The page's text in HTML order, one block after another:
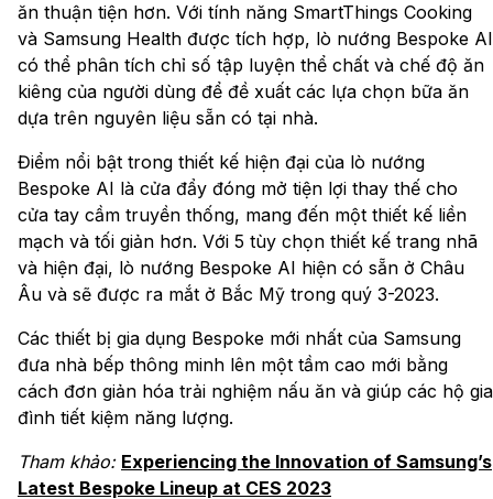
ăn thuận tiện hơn. Với tính năng SmartThings Cooking
và Samsung Health được tích hợp, lò nướng Bespoke AI
có thể phân tích chỉ số tập luyện thể chất và chế độ ăn
kiêng của người dùng để đề xuất các lựa chọn bữa ăn
dựa trên nguyên liệu sẵn có tại nhà.
Điểm nổi bật trong thiết kế hiện đại của lò nướng
Bespoke AI là cửa đẩy đóng mở tiện lợi thay thế cho
cửa tay cầm truyền thống, mang đến một thiết kế liền
mạch và tối giản hơn. Với 5 tùy chọn thiết kế trang nhã
và hiện đại, lò nướng Bespoke AI hiện có sẵn ở Châu
Âu và sẽ được ra mắt ở Bắc Mỹ trong quý 3-2023.
Các thiết bị gia dụng Bespoke mới nhất của Samsung
đưa nhà bếp thông minh lên một tầm cao mới bằng
cách đơn giản hóa trải nghiệm nấu ăn và giúp các hộ gia
đình tiết kiệm năng lượng.
Tham khảo: Experiencing the Innovation of Samsung’s
Latest Bespoke Lineup at CES 2023